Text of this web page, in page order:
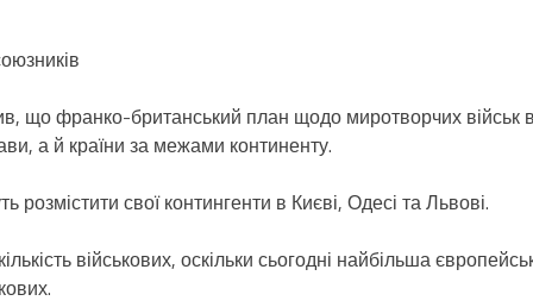
що франко-британський план щодо миротворчих військ
а й країни за межами континенту.
свої контингенти в Києві, Одесі та Львові.
військових, оскільки сьогодні найбільша